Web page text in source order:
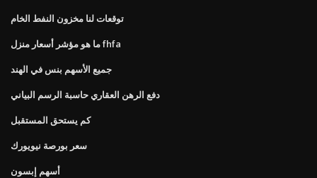
توقعات لنا مخزون النفط الخام
ما هو مؤشر أسعار منزل fhfa
جميع الأسهم بنس في الهند
دفع الرهن العقاري حاسبة الرسم البياني
كم يستحق المستقبل
سعر بورصة نيويورك
أسهم إبسون